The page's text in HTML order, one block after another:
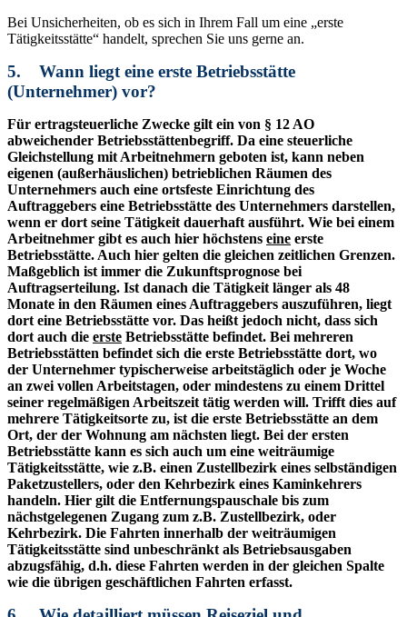
Bei Unsicherheiten, ob es sich in Ihrem Fall um eine „erste
Tätigkeitsstätte“ handelt, sprechen Sie uns gerne an.
5. Wann liegt eine erste Betriebsstätte
(Unternehmer) vor?
Für ertragsteuerliche Zwecke gilt ein von § 12 AO
abweichender Betriebsstättenbegriff. Da eine steuerliche
Gleichstellung mit Arbeitnehmern geboten ist, kann neben
eigenen (außerhäuslichen) betrieblichen Räumen des
Unternehmers auch eine ortsfeste Einrichtung des
Auftraggebers eine Betriebsstätte des Unternehmers darstellen,
wenn er dort seine Tätigkeit dauerhaft ausführt. Wie bei einem
Arbeitnehmer gibt es auch hier höchstens eine erste
Betriebsstätte. Auch hier gelten die gleichen zeitlichen Grenzen.
Maßgeblich ist immer die Zukunftsprognose bei
Auftragserteilung. Ist danach die Tätigkeit länger als 48
Monate in den Räumen eines Auftraggebers auszuführen, liegt
dort eine Betriebsstätte vor. Das heißt jedoch nicht, dass sich
dort auch die erste Betriebsstätte befindet. Bei mehreren
Betriebsstätten befindet sich die erste Betriebsstätte dort, wo
der Unternehmer typischerweise arbeitstäglich oder je Woche
an zwei vollen Arbeitstagen, oder mindestens zu einem Drittel
seiner regelmäßigen Arbeitszeit tätig werden will. Trifft dies auf
mehrere Tätigkeitsorte zu, ist die erste Betriebsstätte an dem
Ort, der der Wohnung am nächsten liegt. Bei der ersten
Betriebsstätte kann es sich auch um eine weiträumige
Tätigkeitsstätte, wie z.B. einen Zustellbezirk eines selbständigen
Paketzustellers, oder den Kehrbezirk eines Kaminkehrers
handeln. Hier gilt die Entfernungspauschale bis zum
nächstgelegenen Zugang zum z.B. Zustellbezirk, oder
Kehrbezirk. Die Fahrten innerhalb der weiträumigen
Tätigkeitsstätte sind unbeschränkt als Betriebsausgaben
abzugsfähig, d.h. diese Fahrten werden in der gleichen Spalte
wie die übrigen geschäftlichen Fahrten erfasst.